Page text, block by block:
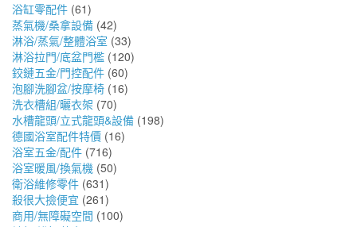
浴缸零配件 (61)
蒸氣機/桑拿設備 (42)
淋浴/蒸氣/整體浴室 (33)
淋浴拉門/底盆門檻 (120)
鉸鏈五金/門控配件 (60)
泡腳洗腳盆/按摩椅 (16)
洗衣槽組/曬衣架 (70)
水槽龍頭/立式龍頭&設備 (198)
德國浴室配件特價 (16)
浴室五金/配件 (716)
浴室暖風/換氣機 (50)
衛浴維修零件 (631)
殺很大撿便宜 (261)
商用/無障礙空間 (100)